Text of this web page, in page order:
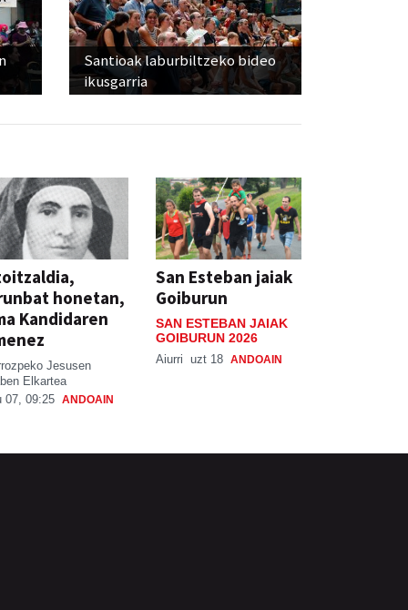
Santioak laburbiltzeko bideo
ikusgarria
honetan,
Kandidaren
Jesusen
Elkartea
07, 09:25 ANDOAIN
San Esteban jaiak
Goiburun
SAN ESTEBAN JAIAK
GOIBURUN 2026
Aiurri uzt 18 ANDOAIN